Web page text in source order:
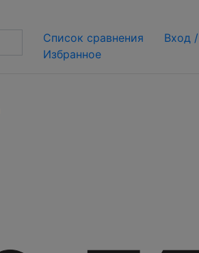
Список сравнения
Избранное
Вход /